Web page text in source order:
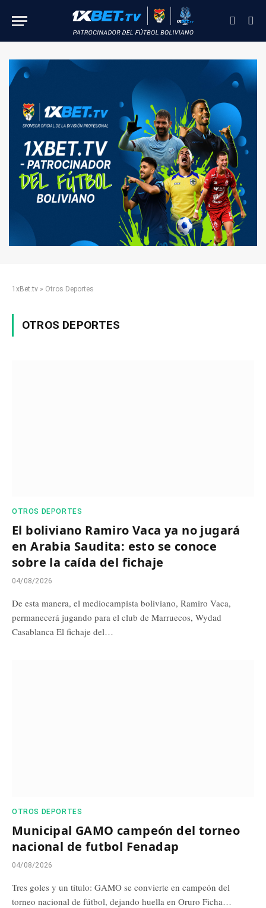
1xBet.tv » Otros Deportes
OTROS DEPORTES
OTROS DEPORTES
El boliviano Ramiro Vaca ya no jugará
en Arabia Saudita: esto se conoce
sobre la caída del fichaje
04/08/2026
De esta manera, el mediocampista boliviano, Ramiro Vaca,
permanecerá jugando para el club de Marruecos, Wydad
Casablanca El fichaje del…
OTROS DEPORTES
Municipal GAMO campeón del torneo
nacional de futbol Fenadap
04/08/2026
Tres goles y un título: GAMO se convierte en campeón del
torneo nacional de fútbol, dejando huella en Oruro Ficha…